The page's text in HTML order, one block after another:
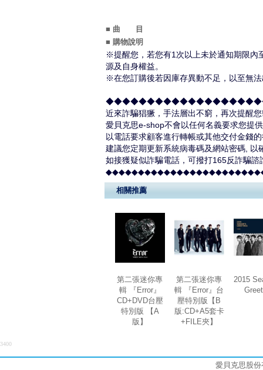
■ 曲 目
■ 購物說明
※提醒您，若您有1次以上未於通知期限內
源及自身權益。
※在您訂購後若因庫存異動不足，以至無
近來詐騙猖獗，手法層出不窮，再次提醒
愛貝克思e-shop不會以任何名義要求您提
以電話要求顧客進行轉帳或其他交付金錢
建議您定期更新系統病毒碼及網站密碼, 以
如接獲疑似詐騙電話，可撥打165反詐騙諮
相關推薦
第二張迷你專
輯 『Error』
CD+DVD台壓
特別版 【A
版】
第二張迷你專
輯 『Error』台
壓特別版【B
版:CD+A5套卡
+FILE夾】
2015
3400
愛貝克思股